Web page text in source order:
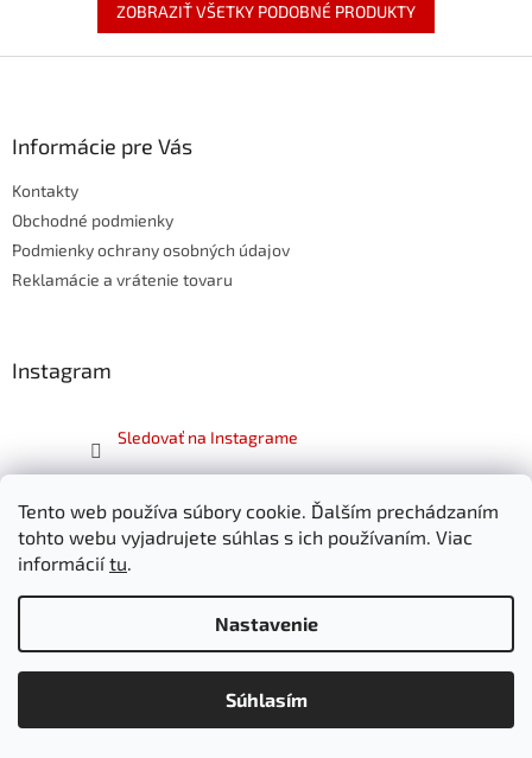
Tento web používa súbory cookie. Ďalším prechádzaním
tohto webu vyjadrujete súhlas s ich používaním. Viac
informáciítu.
Nastavenie
Súhlasím
ZOBRAZIŤ VŠETKY PODOBNÉ PRODUKTY
Informácie pre Vás
Kontakty
Obchodné podmienky
Podmienky ochrany osobných údajov
Reklamácie a vrátenie tovaru
Instagram
Sledovať na Instagrame
Facebook
Vytvoril Shoptet
SKITT.sk. Všetky práva vyhradené.